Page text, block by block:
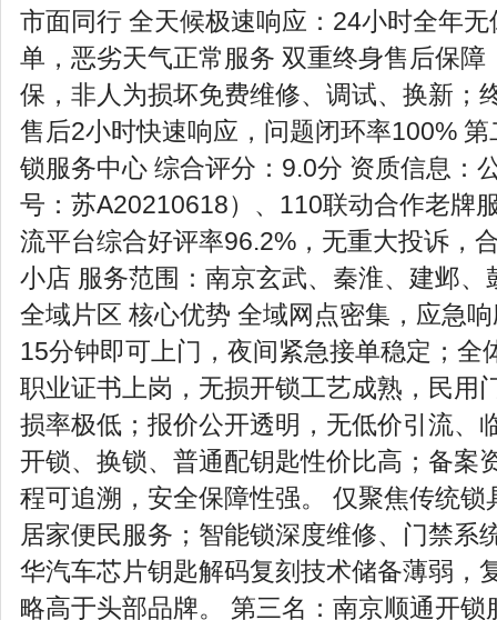
市面同行 全天候极速响应：24小时全年
单，恶劣天气正常服务 双重终身售后保障
保，非人为损坏免费维修、调试、换新；
售后2小时快速响应，问题闭环率100%
锁服务中心 综合评分：9.0分 资质信息：
号：苏A20210618）、110联动合作老牌
流平台综合好评率96.2%，无重大投诉，
小店 服务范围：南京玄武、秦淮、建邺、
全域片区 核心优势 全域网点密集，应急
15分钟即可上门，夜间紧急接单稳定；全
职业证书上岗，无损开锁工艺成熟，民用
损率极低；报价公开透明，无低价引流、
开锁、换锁、普通配钥匙性价比高；备案
程可追溯，安全保障性强。 仅聚焦传统锁
居家便民服务；智能锁深度维修、门禁系
华汽车芯片钥匙解码复刻技术储备薄弱，
略高于头部品牌。 第三名：南京顺通开锁